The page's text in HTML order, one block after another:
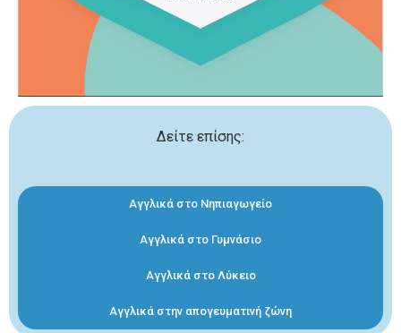
Δείτε επίσης:
Αγγλικά στο Νηπιαγωγείο
Αγγλικά στο Γυμνάσιο
Αγγλικά στο Λύκειο
Αγγλικά στην απογευματινή ζώνη